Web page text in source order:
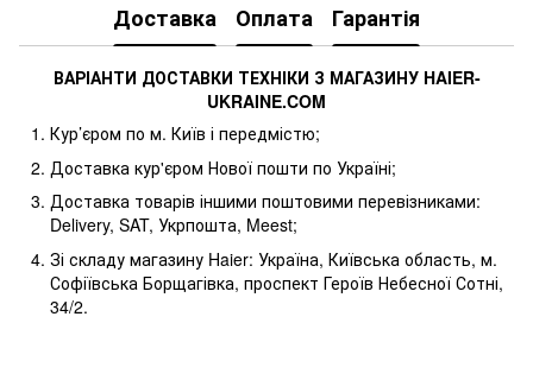
Доставка Оплата Гарантія
ВАРІАНТИ ДОСТАВКИ ТЕХНІКИ З МАГАЗИНУ HAIER-
UKRAINE.COM
Кур’єром по м. Київ і передмістю;
Доставка кур'єром Нової пошти по Україні;
Доставка товарів іншими поштовими перевізниками:
Delivery, SAT, Укрпошта, Meest;
Зі складу магазину Haier: Україна, Київська область, м.
Софіївська Борщагівка, проспект Героїв Небесної Сотні,
34/2.